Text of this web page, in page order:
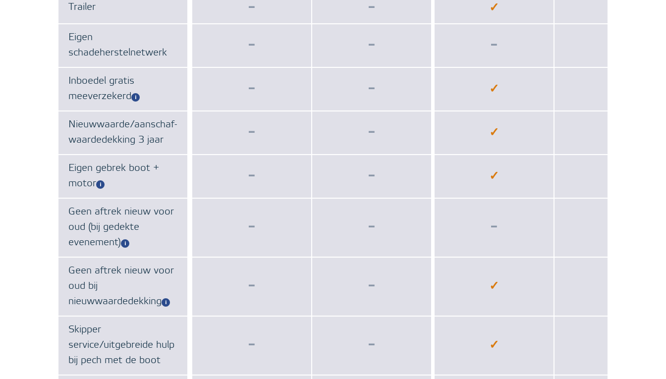
Trailer − − ✓
Eigen
schadeherstelnetwerk
− − −
Inboedel gratis
meeverzekerd
− − ✓
Nieuwwaarde/aanschaf-
waardedekking 3 jaar
− − ✓
Eigen gebrek boot +
motor
− − ✓
Geen aftrek nieuw voor
oud (bij gedekte
evenement)
− − −
Geen aftrek nieuw voor
oud bij
nieuwwaardedekking
− − ✓
Skipper
service/uitgebreide hulp
bij pech met de boot
− − ✓